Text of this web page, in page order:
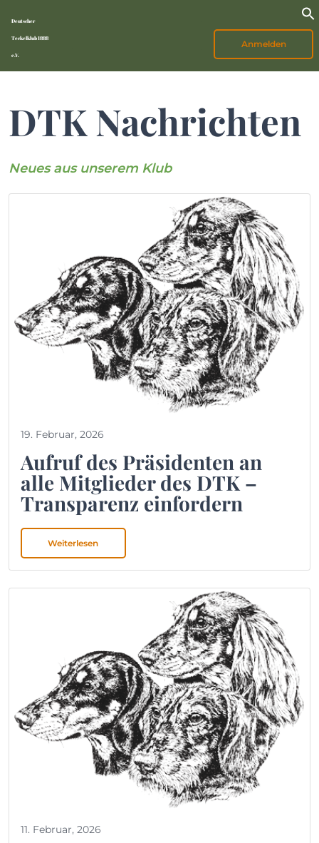
Deutscher
Teckelklub 1888
e.V.
Anmelden
DTK Nachrichten
Neues aus unserem Klub
19. Februar, 2026
Aufruf des Präsidenten an
alle Mitglieder des DTK –
Transparenz einfordern
Weiterlesen
11. Februar, 2026